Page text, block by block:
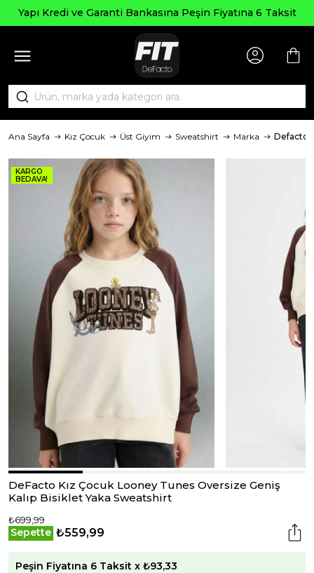
Yapı Kredi ve Garanti Bankasına Peşin Fiyatına 6 Taksit
Ana Sayfa Kız Çocuk Üst Giyim Sweatshirt Marka Defacto
KARGO
BEDAVA!
DeFacto Kız Çocuk Looney Tunes Oversize Geniş
Kalıp Bisiklet Yaka Sweatshirt
₺699,99
Sepette ₺559,99
Peşin Fiyatına 6 Taksit x ₺93,33